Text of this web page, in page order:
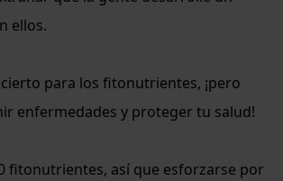
ellos.
para los fitonutrientes, ¡pero
enfermedades y proteger tu salud!
fitonutrientes, así que esforzarse por